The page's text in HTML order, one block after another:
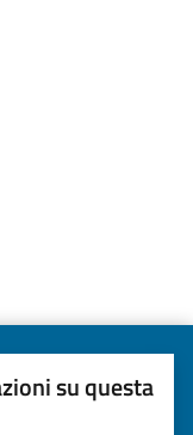
su questa